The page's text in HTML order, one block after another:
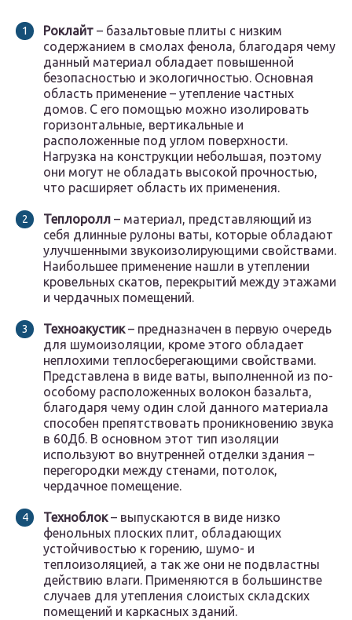
Роклайт – базальтовые плиты с низким
содержанием в смолах фенола, благодаря чему
данный материал обладает повышенной
безопасностью и экологичностью. Основная
область применение – утепление частных
домов. С его помощью можно изолировать
горизонтальные, вертикальные и
расположенные под углом поверхности.
Нагрузка на конструкции небольшая, поэтому
они могут не обладать высокой прочностью,
что расширяет область их применения.
Теплоролл – материал, представляющий из
себя длинные рулоны ваты, которые обладают
улучшенными звукоизолирующими свойствами.
Наибольшее применение нашли в утеплении
кровельных скатов, перекрытий между этажами
и чердачных помещений.
Техноакустик– предназначен в первую очередь
для шумоизоляции, кроме этого обладает
неплохими теплосберегающими свойствами.
Представлена в виде ваты, выполненной из по-
особому расположенных волокон базальта,
благодаря чему один слой данного материала
способен препятствовать проникновению звука
в 60Дб. В основном этот тип изоляции
используют во внутренней отделки здания –
перегородки между стенами, потолок,
чердачное помещение.
Техноблок– выпускаются в виде низко
фенольных плоских плит, обладающих
устойчивостью к горению, шумо- и
теплоизоляцией, а так же они не подвластны
действию влаги. Применяются в большинстве
случаев для утепления слоистых складских
помещений и каркасных зданий.